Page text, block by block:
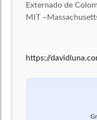
Externado de
MIT
https://